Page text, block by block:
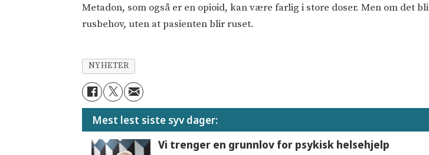
Metadon, som også er en opioid, kan være farlig i store doser. Men om det
rusbehov, uten at pasienten blir ruset.
NYHETER
Mest lest siste syv dager:
Vi trenger en grunnlov for psykisk helsehjelp